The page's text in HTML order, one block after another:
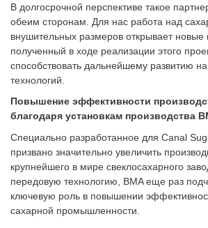
В долгосрочной перспективе такое
обеим сторонам. Для нас работа над
внушительных размеров открывает новые
полученный в ходе реализации этого
способствовать дальнейшему развитию
технологий.
Повышение эффективности
благодаря установкам производства
Специально разработанное для Canal
призвано значительно увеличить
крупнейшего в мире свеклосахарного
передовую технологию, BMA еще раз
ключевую роль в повышении
сахарной промышленности.